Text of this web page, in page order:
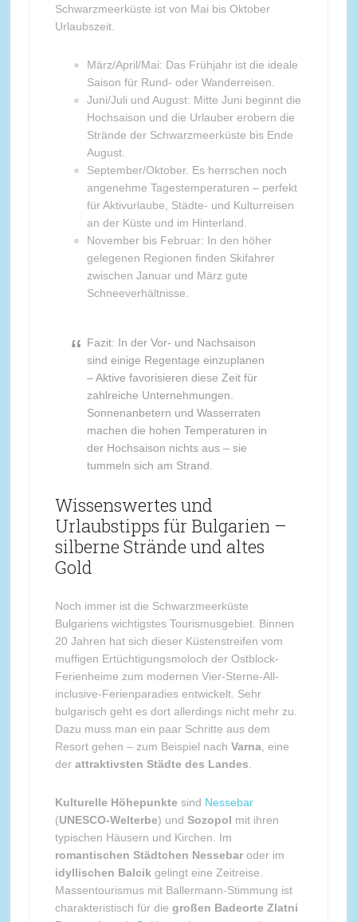
Schwarzmeerküste ist von Mai bis Oktober
Urlaubszeit.
März/April/Mai: Das Frühjahr ist die ideale
Saison für Rund- oder Wanderreisen.
Juni/Juli und August: Mitte Juni beginnt die
Hochsaison und die Urlauber erobern die
Strände der Schwarzmeerküste bis Ende
August.
September/Oktober. Es herrschen noch
angenehme Tagestemperaturen – perfekt
für Aktivurlaube, Städte- und Kulturreisen
an der Küste und im Hinterland.
November bis Februar: In den höher
gelegenen Regionen finden Skifahrer
zwischen Januar und März gute
Schneeverhältnisse.
Fazit: In der Vor- und Nachsaison
sind einige Regentage einzuplanen
– Aktive favorisieren diese Zeit für
zahlreiche Unternehmungen.
Sonnenanbetern und Wasserraten
machen die hohen Temperaturen in
der Hochsaison nichts aus – sie
tummeln sich am Strand.
Wissenswertes und
Urlaubstipps für Bulgarien –
silberne Strände und altes
Gold
Noch immer ist die Schwarzmeerküste
Bulgariens wichtigstes Tourismusgebiet. Binnen
20 Jahren hat sich dieser Küstenstreifen vom
muffigen Ertüchtigungsmoloch der Ostblock-
Ferienheime zum modernen Vier-Sterne-All-
inclusive-Ferienparadies entwickelt. Sehr
bulgarisch geht es dort allerdings nicht mehr zu.
Dazu muss man ein paar Schritte aus dem
Resort gehen – zum Beispiel nach Varna, eine
der attraktivsten Städte des Landes
Kulturelle Höhepunkte sind Nessebar
(UNESCO-Welterbe) und Sozopol mit ihren
typischen Häusern und Kirchen. Im
romantischen Städtchen Nessebaroder im
idyllischen Balcik gelingt eine Zeitreise.
Massentourismus mit Ballermann-Stimmung ist
charakteristisch für die großen Badeorte Zlatni